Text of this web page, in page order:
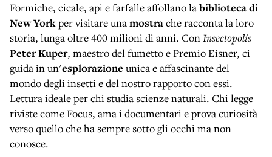
Formiche, cicale, api e farfalle affollano labiblioteca di
New Yorkper visitare unamostrache racconta la loro
storia, lunga oltre 400 milioni di anni. ConInsectopolis
Peter Kuper, maestro del fumetto e Premio Eisner, ci
guida in un'esplorazione unica e affascinante del
mondo degli insetti e del nostro rapporto con essi.
Lettura ideale per chi studia scienze naturali. Chi legge
riviste come Focus, ama i documentari e prova curiosità
verso quello che ha sempre sotto gli occhi ma non
conosce.